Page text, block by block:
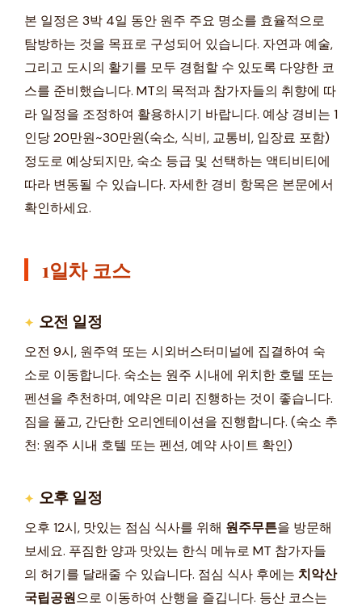
본 일정은 3박 4일 동안 원주 주요 명소를 효율적으로
탐방하는 것을 목표로 구성되어 있습니다. 자연과 예술,
그리고 도시의 활기를 모두 경험할 수 있도록 다양한 코
스를 준비했습니다. MT의 목적과 참가자들의 취향에 따
라 일정을 조정하여 활용하시기 바랍니다. 예상 경비는 1
인당 20만원~30만원(숙소, 식비, 교통비, 입장료 포함)
정도로 예상되지만, 숙소 등급 및 선택하는 액티비티에
따라 변동될 수 있습니다. 자세한 경비 항목은 본문에서
확인하세요.
1일차 코스
오전 일정
오전 9시, 원주역 또는 시외버스터미널에 집결하여 숙
소로 이동합니다. 숙소는 원주 시내에 위치한 호텔 또는
펜션을 추천하며, 예약은 미리 진행하는 것이 좋습니다.
짐을 풀고, 간단한 오리엔테이션을 진행합니다. (숙소 추
천: 원주 시내 호텔 또는 펜션, 예약 사이트 확인)
오후 일정
오후 12시, 맛있는 점심 식사를 위해 원주무튼을 방문해
보세요. 푸짐한 양과 맛있는 한식 메뉴로 MT 참가자들
의 허기를 달래줄 수 있습니다. 점심 식사 후에는 치악산
국립공원으로 이동하여 산행을 즐깁니다. 등산 코스는